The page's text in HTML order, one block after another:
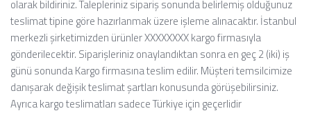
olarak bildiriniz.Talepleriniz sipariş sonunda belirlemiş olduğunuz
teslimat tipine göre hazırlanmak üzere işleme alınacaktır. İstanbul
merkezli şirketimizden ürünler XXXXXXXX kargo firmasıyla
gönderilecektir. Siparişleriniz onaylandıktan sonra en geç 2 (iki) iş
günü sonunda Kargo firmasına teslim edilir. Müşteri temsilcimize
danışarak değişik teslimat şartları konusunda görüşebilirsiniz.
Ayrıca kargo teslimatları sadece Türkiye için geçerlidir